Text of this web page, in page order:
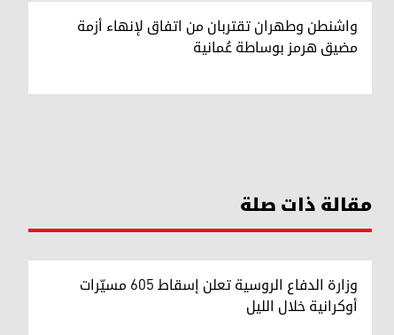
واشنطن وطهران تقتربان من اتفاق لإنهاء أزمة
مضيق هرمز بوساطة عُمانية
مقالة ذات صلة
وزارة الدفاع الروسية تعلن إسقاط 605 مسيّرات
أوكرانية خلال الليل